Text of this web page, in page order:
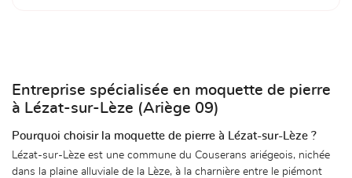
Entreprise spécialisée en moquette de pierre
à Lézat-sur-Lèze (Ariège 09)
Pourquoi choisir la moquette de pierre à Lézat-sur-Lèze ?
Lézat-sur-Lèze est une commune du Couserans ariégeois, nichée
dans la plaine alluviale de la Lèze, à la charnière entre le piémont